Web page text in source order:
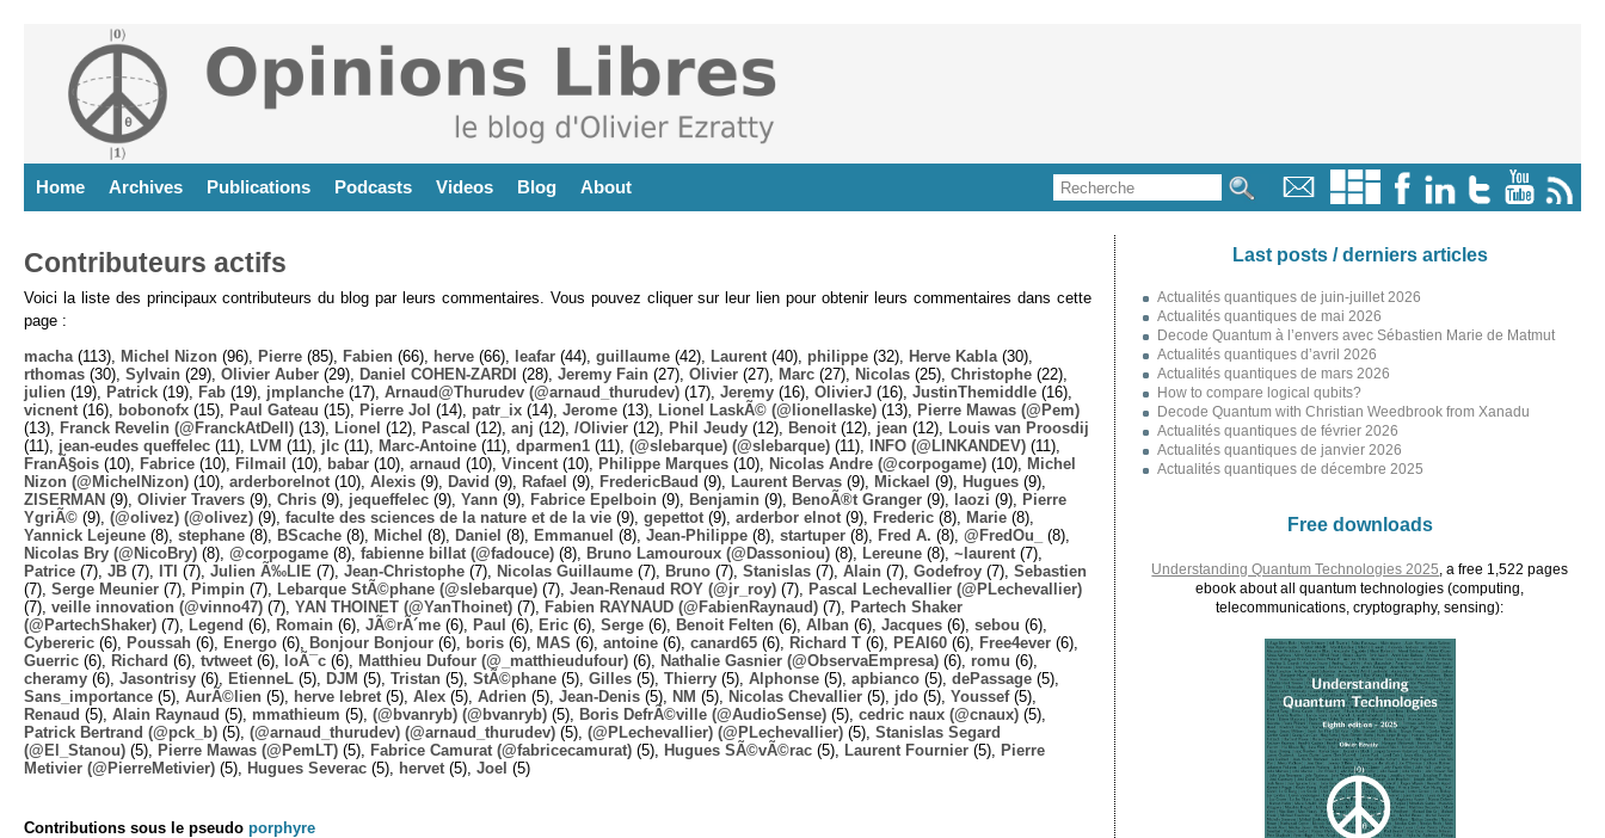
Home Archives Publications Podcasts Videos Blog About
Contributeurs actifs
Voici la liste des principaux contributeurs du blog par leurs commentaires. Vous pouvez cliquer sur leur lien pour obtenir leurs commentaires dans cette
page :
macha (113), Michel Nizon (96), Pierre (85), Fabien (66), herve (66), leafar (44), guillaume (42), Laurent (40), philippe (32), Herve Kabla (30),
rthomas (30), Sylvain (29), Olivier Auber (29), Daniel COHEN-ZARDI (28), Jeremy Fain (27), Olivier (27), Marc (27), Nicolas (25), Christophe (22),
julien (19), Patrick (19), Fab (19), jmplanche (17), Arnaud@Thurudev (@arnaud_thurudev) (17), Jeremy (16), OlivierJ (16), JustinThemiddle (16),
vicnent (16), bobonofx (15), Paul Gateau (15), Pierre Jol (14), patr_ix (14), Jerome (13), Lionel LaskÃ© (@lionellaske) (13),
Pierre Mawas (@Pem)
(13),
Franck Revelin (@FranckAtDell) (13), Lionel (12), Pascal (12), anj (12), /Olivier (12), Phil Jeudy (12), Benoit (12), jean (12),
Louis van Proosdij
(11), jean-eudes queffelec (11), LVM (11), jlc (11), Marc-Antoine (11), dparmen1 (11), (@slebarque) (@slebarque) (11), INFO (@LINKANDEV) (11),
FranÃ§ois (10), Fabrice (10), Filmail (10), babar (10), arnaud (10), Vincent (10), Philippe Marques (10), Nicolas Andre (@corpogame) (10),
Michel
Nizon (@MichelNizon) (10), arderborelnot (10), Alexis (9), David (9), Rafael (9), FredericBaud (9), Laurent Bervas (9), Mickael (9), Hugues (9),
ZISERMAN (9), Olivier Travers (9), Chris (9), jequeffelec (9), Yann (9), Fabrice Epelboin (9), Benjamin (9), BenoÃ®t Granger (9), laozi (9),
Pierre
YgriÃ© (9), (@olivez) (@olivez) (9), faculte des sciences de la nature et de la vie (9), gepettot (9), arderbor elnot (9), Frederic (8), Marie (8),
Yannick Lejeune (8), stephane (8), BScache (8), Michel (8), Daniel (8), Emmanuel (8), Jean-Philippe (8), startuper (8), Fred A. (8), @FredOu_
(8),
Nicolas Bry (@NicoBry) (8), @corpogame (8), fabienne billat (@fadouce) (8), Bruno Lamouroux (@Dassoniou) (8), Lereune (8), ~laurent (7),
Patrice (7), JB (7), ITI (7), Julien Ã‰LIE (7), Jean-Christophe (7), Nicolas Guillaume (7), Bruno (7), Stanislas (7), Alain (7), Godefroy (7), Sebastien
(7), Serge Meunier (7), Pimpin (7), Lebarque StÃ©phane (@slebarque) (7), Jean-Renaud ROY (@jr_roy) (7),
Pascal Lechevallier (@PLechevallier)
(7), veille innovation (@vinno47) (7), YAN THOINET (@YanThoinet) (7), Fabien RAYNAUD (@FabienRaynaud) (7),
Partech Shaker
(@PartechShaker) (7), Legend (6), Romain (6), JÃ©rÃ´me (6), Paul (6), Eric (6), Serge (6), Benoit Felten (6), Alban (6), Jacques (6), sebou (6),
Cybereric (6), Poussah (6), Energo (6), Bonjour Bonjour (6), boris (6), MAS (6), antoine (6), canard65 (6), Richard T (6), PEAI60 (6), Free4ever (6),
Guerric (6), Richard (6), tvtweet (6), loÃ¯c (6), Matthieu Dufour (@_matthieudufour) (6), Nathalie Gasnier (@ObservaEmpresa) (6), romu (6),
cheramy (6), Jasontrisy (6), EtienneL (5), DJM (5), Tristan (5), StÃ©phane (5), Gilles (5), Thierry (5), Alphonse (5), apbianco (5), dePassage (5),
Sans_importance (5), AurÃ©lien (5), herve lebret (5), Alex (5), Adrien (5), Jean-Denis (5), NM (5), Nicolas Chevallier (5), jdo (5), Youssef(5),
Renaud (5), Alain Raynaud (5), mmathieum (5), (@bvanryb) (@bvanryb) (5), Boris DefrÃ©ville (@AudioSense) (5), cedric naux (@cnaux) (5),
Patrick Bertrand (@pck_b) (5), (@arnaud_thurudev) (@arnaud_thurudev) (5), (@PLechevallier) (@PLechevallier) (5), Stanislas Segard
(@El_Stanou) (5), Pierre Mawas (@PemLT) (5), Fabrice Camurat (@fabricecamurat) (5), Hugues SÃ©vÃ©rac (5), Laurent Fournier (5),
Pierre
Metivier (@PierreMetivier) (5), Hugues Severac (5), hervet (5), Joel (5)
Contributions sous le pseudo porphyre
Last posts / derniers articles
Actualités quantiques de juin-juillet 2026
Actualités quantiques de mai 2026
Decode Quantum à l’envers avec Sébastien Marie de Matmut
Actualités quantiques d’avril 2026
Actualités quantiques de mars 2026
How to compare logical qubits?
Decode Quantum with Christian Weedbrook from Xanadu
Actualités quantiques de février 2026
Actualités quantiques de janvier 2026
Actualités quantiques de décembre 2025
Free downloads
Understanding Quantum Technologies 2025 , a free 1,522 pages
ebook about all quantum technologies (computing,
telecommunications, cryptography, sensing):